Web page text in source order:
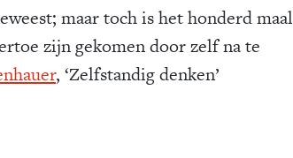
maar toch is het honderd maal
zijn gekomen door zelf na te
, ‘Zelfstandig denken’